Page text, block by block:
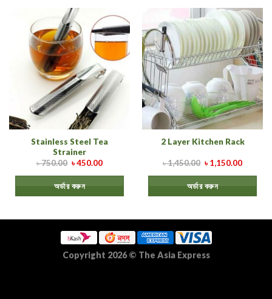
Stainless Steel Tea
Strainer
৳750.00 ৳450.00
অর্ডার করুন
2 Layer Kitchen Rack
৳1,450.00 ৳1,150.00
অর্ডার করুন
Copyright 2026© The Asia Express